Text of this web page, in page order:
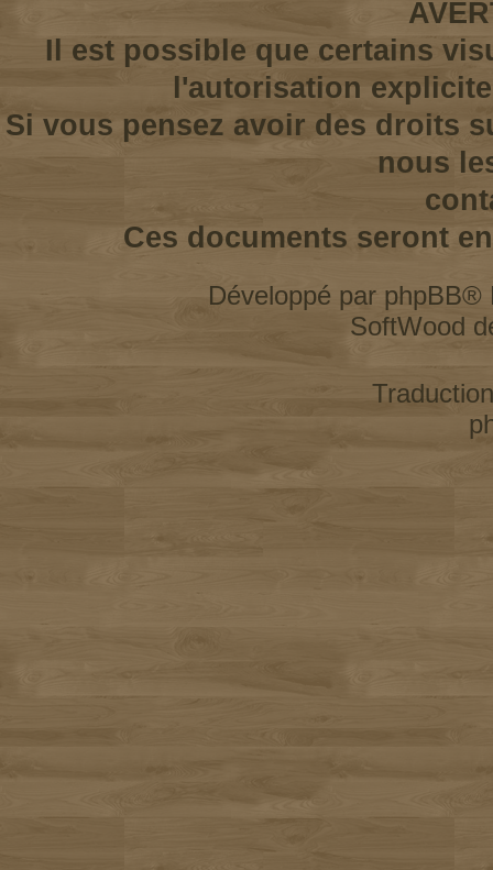
Il est possible que certains
l'autorisation
Si vous pensez avoir des droits
nous
Ces documents seront
Développé par phpBB®
SoftWood